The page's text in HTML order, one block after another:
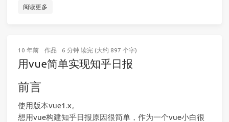
阅读更多
10 年前 作品 6 分钟 读完 (大约 897 个字)
用vue简单实现知乎日报
前言
使用版本vue1.x。
想用vue构建知乎日报原因很简单，作为一个vue小白很